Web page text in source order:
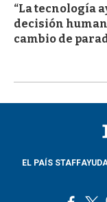
“La tecnología
decisión
cambio de
EL PAÍS STAFF